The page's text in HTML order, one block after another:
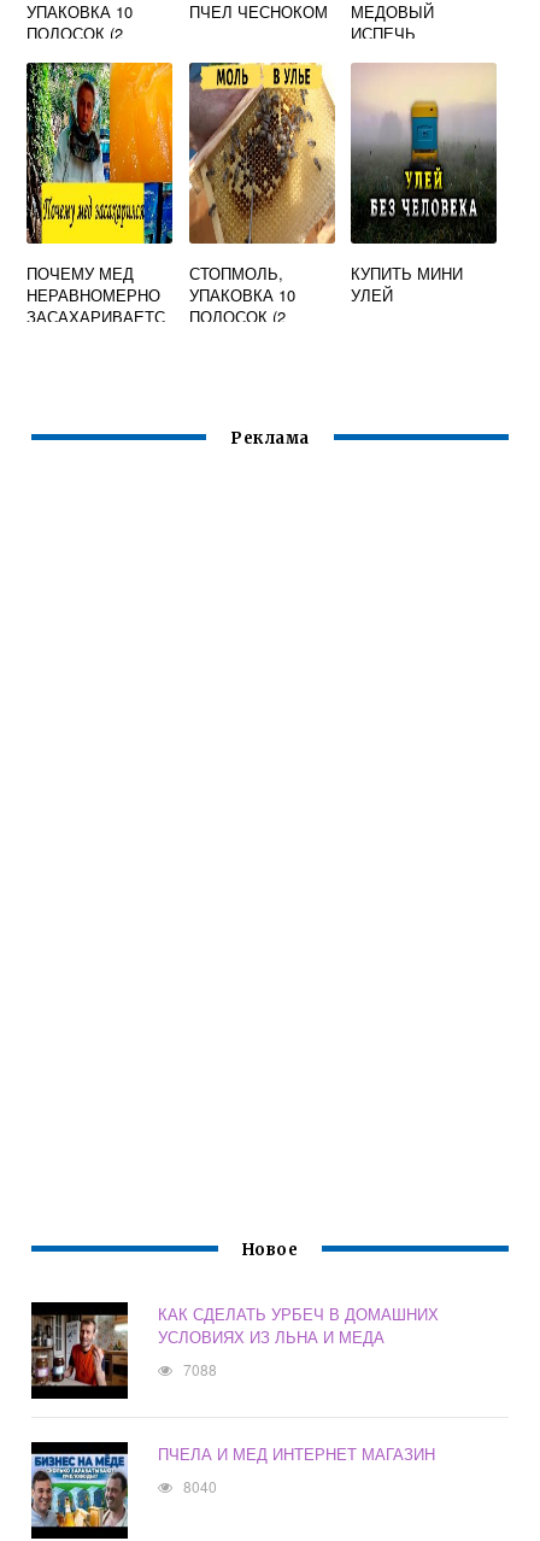
УПАКОВКА 10
ПОЛОСОК (2
УЛЕЙ)
ПЧЕЛ ЧЕСНОКОМ
МЕДОВЫЙ
ИСПЕЧЬ
ПОЧЕМУ МЕД
НЕРАВНОМЕРНО
ЗАСАХАРИВАЕТС
СТОПМОЛЬ,
УПАКОВКА 10
ПОЛОСОК (2
КУПИТЬ МИНИ
УЛЕЙ
Реклама
Новое
КАК СДЕЛАТЬ УРБЕЧ В ДОМАШНИХ
УСЛОВИЯХ ИЗ ЛЬНА И МЕДА
7088
ПЧЕЛА И МЕД ИНТЕРНЕТ МАГАЗИН
8040